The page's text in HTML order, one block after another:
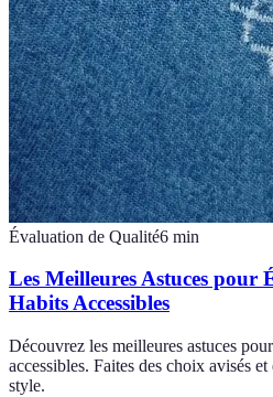
Évaluation de Qualité6 min
Les Meilleures Astuces pour
Habits Accessibles
Découvrez les meilleures astuces
accessibles. Faites des choix avisés
style.